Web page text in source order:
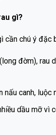
gì?
cần chú ý đặc
đờm), rau
nấu canh, luộc
dầu mỡ vì